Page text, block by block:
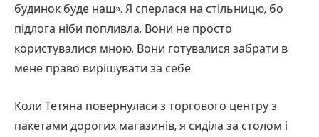
будинок буде наш». Я сперлася на стільницю, бо
підлога ніби попливла. Вони не просто
користувалися мною. Вони готувалися забрати в
мене право вирішувати за себе.
Коли Тетяна повернулася з торгового центру з
пакетами дорогих магазинів, я сиділа за столом і